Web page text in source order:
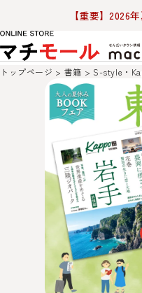
【重要】2026
トップページ 書籍 S-style・